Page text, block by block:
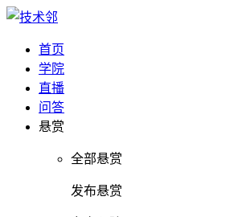
首页
学院
直播
问答
悬赏
全部悬赏
发布悬赏